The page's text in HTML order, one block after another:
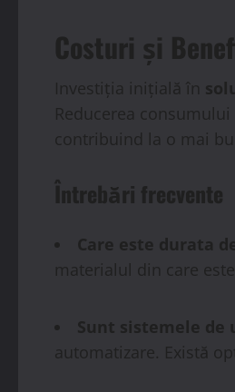
Costuri și
Investiția inițială în
Reducerea
contribuind la o mai
Întrebări frecvente
Care este durata
materialul din care
Sunt sistemele de
automatizare. Există